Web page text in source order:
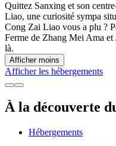
Quittez Sanxing et son
Liao, une curiosité sympa
Cong Zai Liao vous a plu ?
Ferme de Zhang Mei Ama
là.
Afficher moins
Afficher les hébergements
À la découverte
Hébergements